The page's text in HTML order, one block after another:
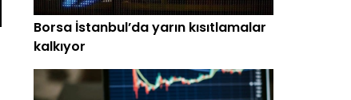
Borsa İstanbul’da yarın kısıtlamalar
kalkıyor